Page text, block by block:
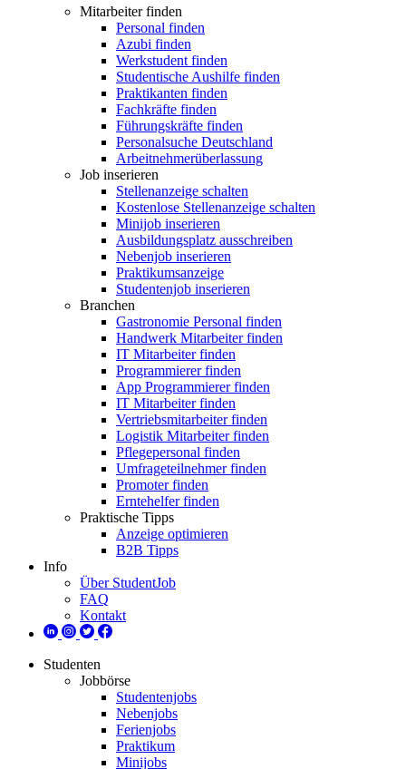
Mitarbeiter finden
Personal finden
Azubi finden
Werkstudent finden
Studentische Aushilfe finden
Praktikanten finden
Fachkräfte finden
Führungskräfte finden
Personalsuche Deutschland
Arbeitnehmerüberlassung
Job inserieren
Stellenanzeige schalten
Kostenlose Stellenanzeige schalten
Minijob inserieren
Ausbildungsplatz ausschreiben
Nebenjob inserieren
Praktikumsanzeige
Studentenjob inserieren
Branchen
Gastronomie Personal finden
Handwerk Mitarbeiter finden
IT Mitarbeiter finden
Programmierer finden
App Programmierer finden
IT Mitarbeiter finden
Vertriebsmitarbeiter finden
Logistik Mitarbeiter finden
Pflegepersonal finden
Umfrageteilnehmer finden
Promoter finden
Erntehelfer finden
Praktische Tipps
Anzeige optimieren
B2B Tipps
Info
Über StudentJob
FAQ
Kontakt
Studenten
Jobbörse
Studentenjobs
Nebenjobs
Ferienjobs
Praktikum
Minijobs